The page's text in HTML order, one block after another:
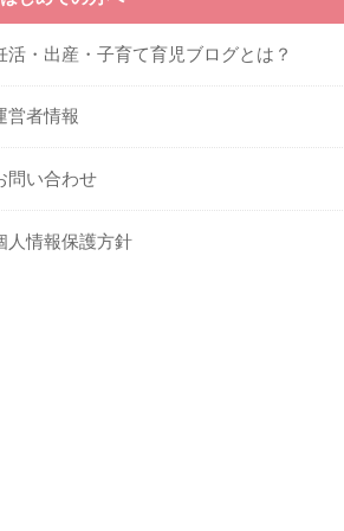
活・出産・子育て育児ブログとは？
営者情報
問い合わせ
人情報保護方針